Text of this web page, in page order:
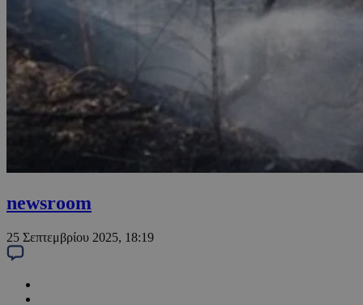
newsroom
25 Σεπτεμβρίου 2025, 18:19